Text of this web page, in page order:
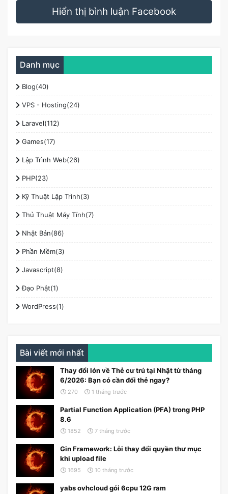
Hiển thị bình luận Facebook
Nội dung
EditorConfig là gì?
Nạp EditorConfig vào Editor/IDE
indent_style
indent_size
end_of_line
trim_trailing_whitespace
insert_final_newline
Danh mục
Blog(40)
VPS - Hosting(24)
Laravel(112)
Games(17)
Lập Trình Web(26)
PHP(23)
Kỹ Thuật Lập Trình(3)
Thủ Thuật Máy Tính(7)
Nhật Bản(86)
Phần Mềm(3)
Javascript(8)
Đạo Phật(1)
WordPress(1)
Bài viết mới nhất
Thay đổi lớn về Thẻ cư trú tại Nhật từ tháng
6/2026: Bạn có cần đổi thẻ ngay?
270 1 tháng trước
Partial Function Application (PFA) trong PHP
8.6
1852 7 tháng trước
Gin Framework: Lỗi thay đổi quyền thư mục
khi upload file
1695 10 tháng trước
yabs ovhcloud gói 6cpu 12G ram